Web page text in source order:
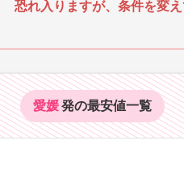
恐れ入りますが、条件を変
愛媛発の最安値一覧